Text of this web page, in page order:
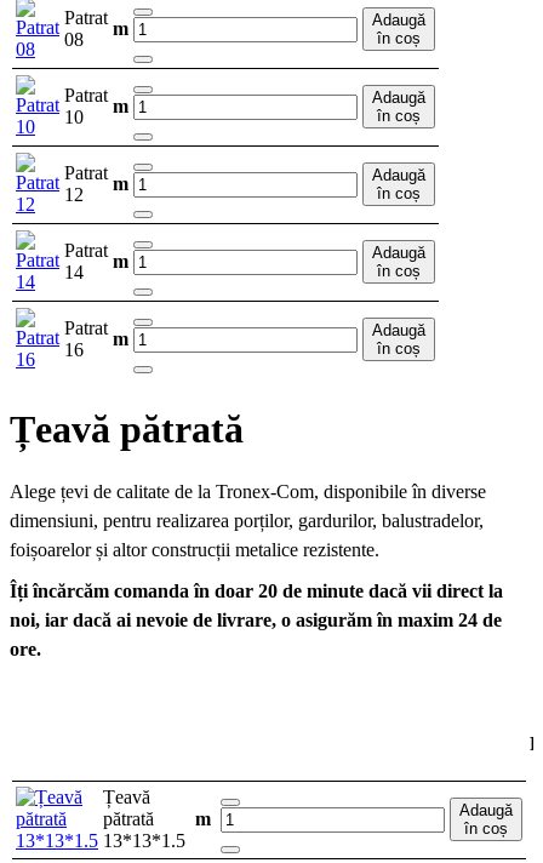
Patrat
08
m
Adaugă
în coș
Patrat
10
m
Adaugă
în coș
Patrat
12
m
Adaugă
în coș
Patrat
14
m
Adaugă
în coș
Patrat
16
m
Adaugă
în coș
Țeavă pătrată
Alege țevi de calitate de la Tronex-Com, disponibile în diverse
dimensiuni, pentru realizarea porților, gardurilor, balustradelor,
foișoarelor și altor construcții metalice rezistente.
Îți încărcăm comanda în doar 20 de minute dacă vii direct la
noi, iar dacă ai nevoie de livrare, o asigurăm în maxim 24 de
ore.
Țeavă
pătrată
13*13*1.5
m
Adaugă
în coș